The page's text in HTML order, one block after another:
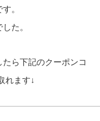
。
た。
ら下記のクーポンコ
れます↓